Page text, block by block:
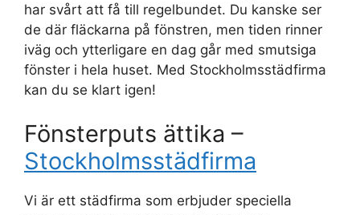
har svårt att få till regelbundet. Du kanske ser
de där fläckarna på fönstren, men tiden rinner
iväg och ytterligare en dag går med smutsiga
fönster i hela huset. Med Stockholmsstädfirma
kan du se klart igen!
Fönsterputs ättika –
Stockholmsstädfirma
Vi är ett städfirma som erbjuder speciella